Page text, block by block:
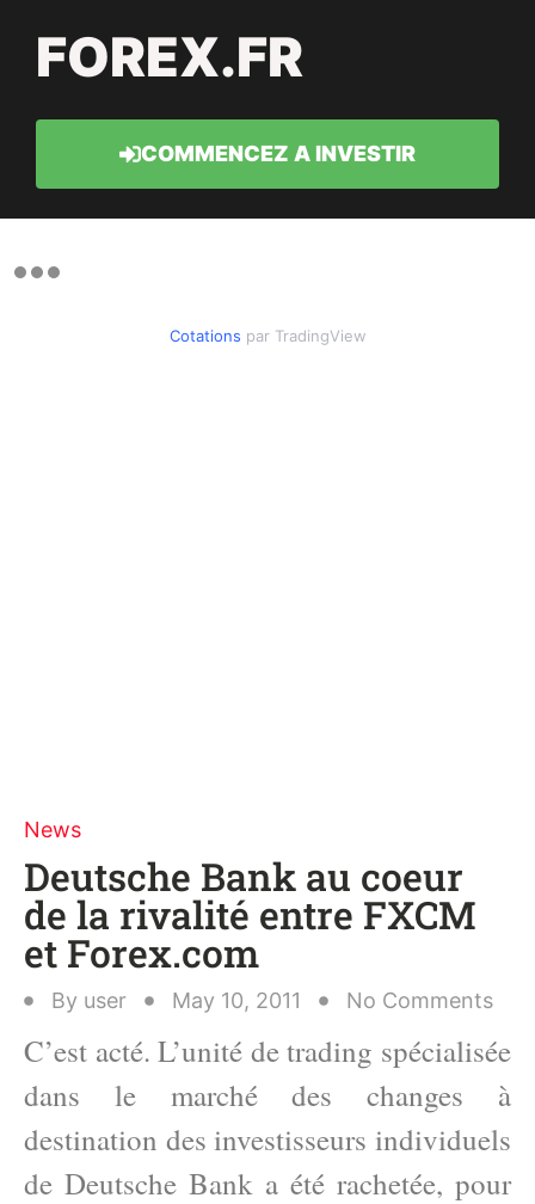
FOREX.FR
COMMENCEZ A INVESTIR
Cotations par TradingView
News
Deutsche Bank au coeur
de la rivalité entre FXCM
et Forex.com
By user May 10, 2011 No Comments
C’est acté. L’unité de trading spécialisée
dans le marché des changes à
destination des investisseurs individuels
de Deutsche Bank a été rachetée, pour